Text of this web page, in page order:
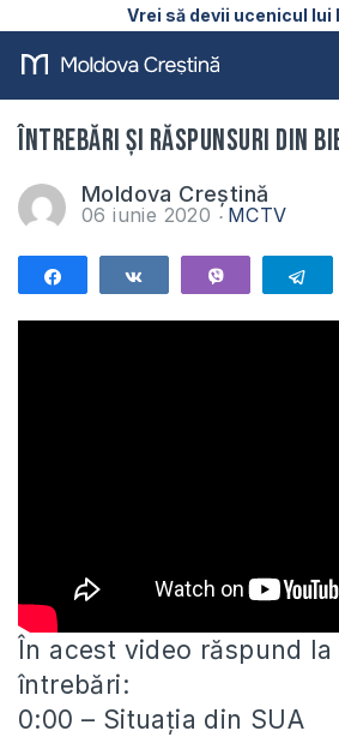
Vrei să devii ucenicul lui
Întrebări și Răspunsuri din
Moldova Creștină
06 iunie 2020 MCTV
În acest video răspund
întrebări:
0:00 – Situația din SUA